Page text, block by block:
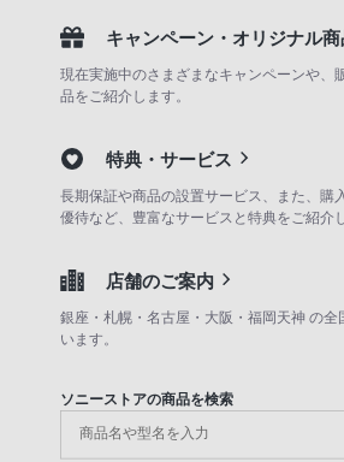
キャンペーン・オリジナル商
現在実施中のさまざまなキャンペーンや、
品をご紹介します。
特典・サービス
長期保証や商品の設置サービス、また、購
優待など、豊富なサービスと特典をご紹介
店舗のご案内
銀座・札幌・名古屋・大阪・福岡天神 の全
います。
ソニーストアの商品を検索